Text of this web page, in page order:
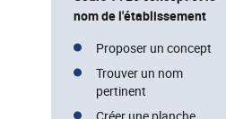
nom de l'établissement
Proposer un concept
Trouver un nom
pertinent